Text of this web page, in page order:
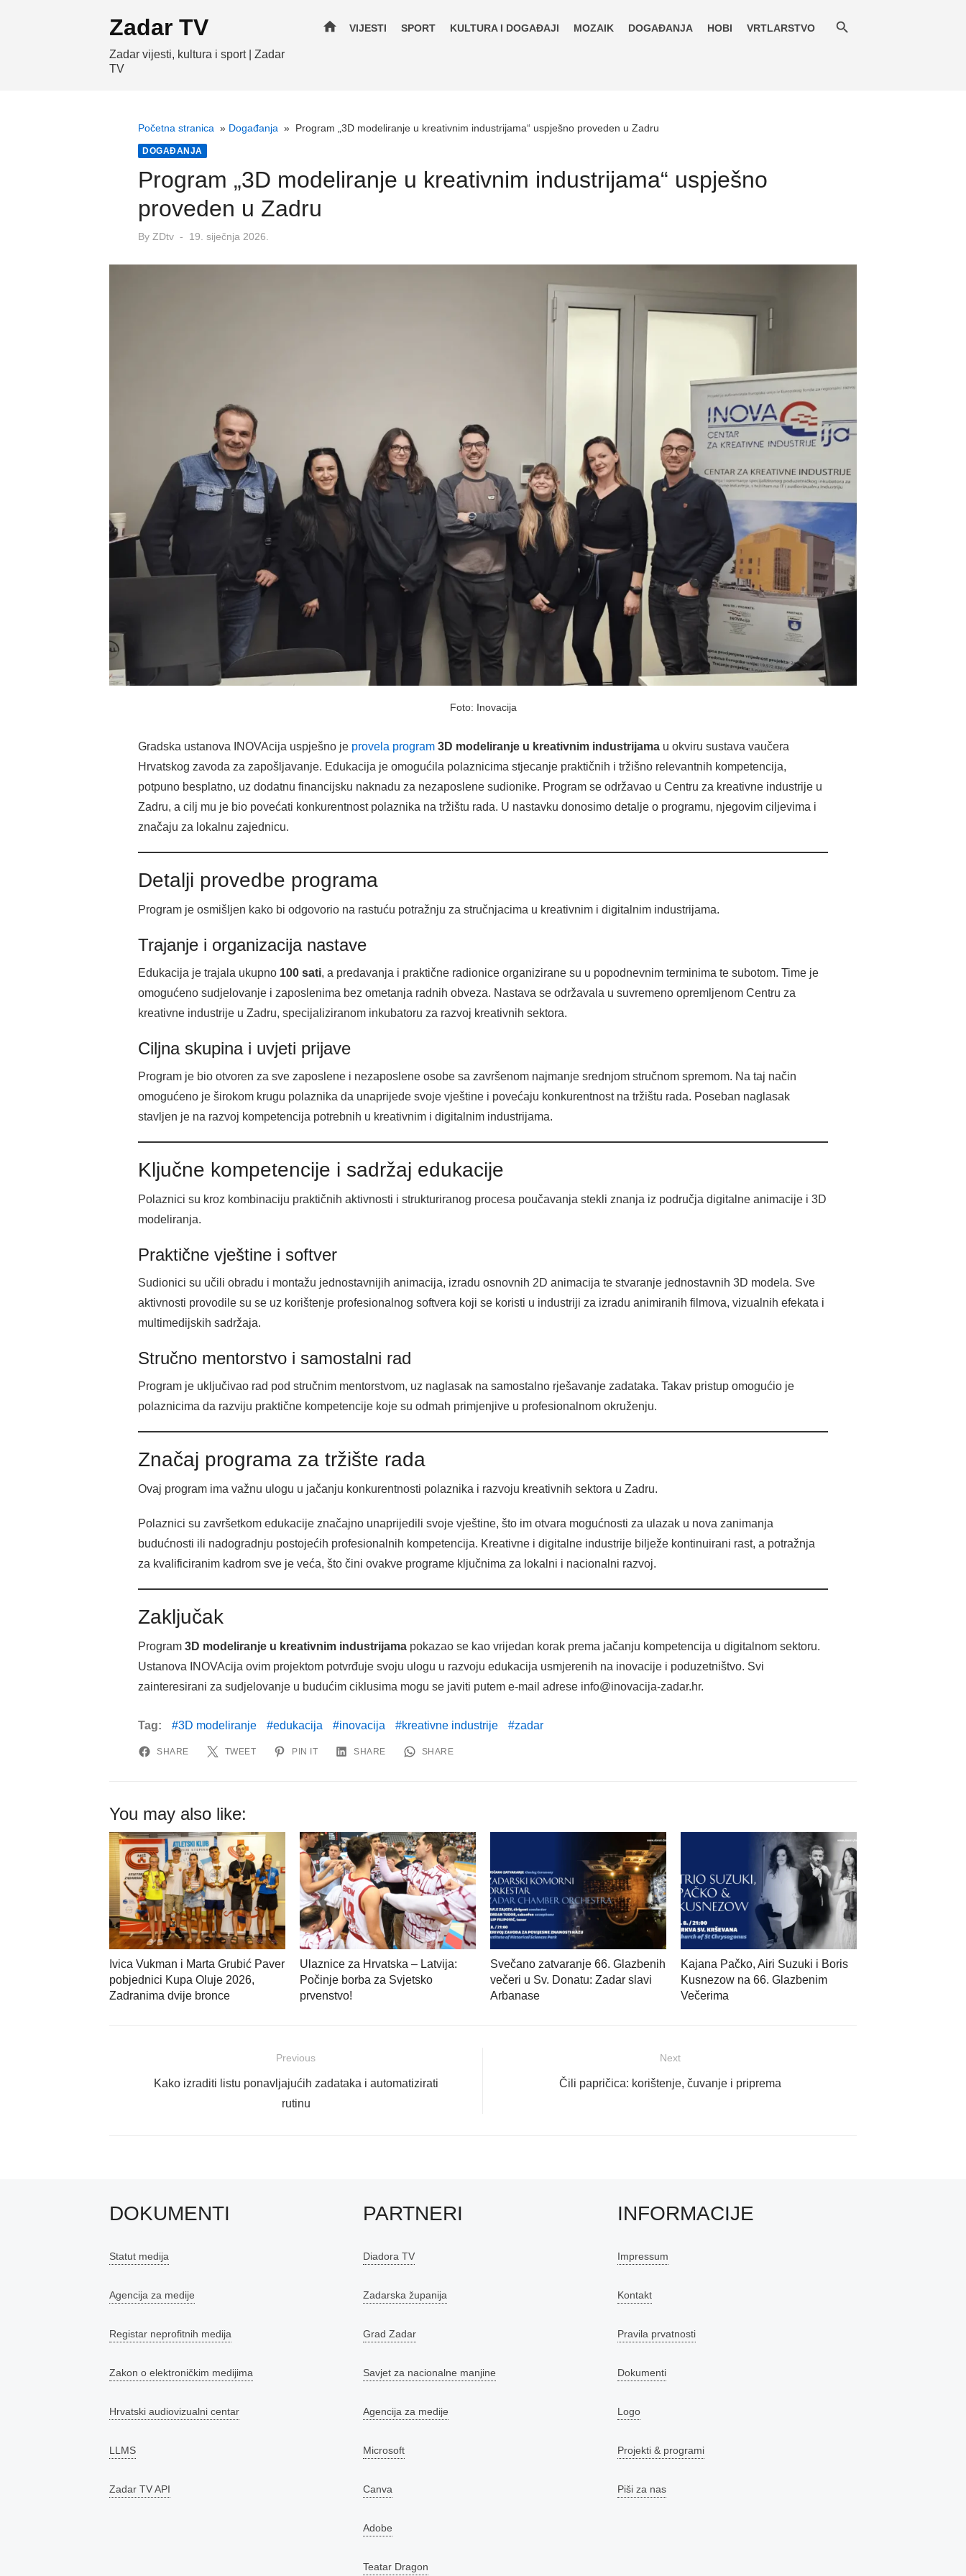
Zadar TV
Zadar vijesti, kultura i sport | Zadar
TV
home VIJESTI SPORT KULTURA I DOGAĐAJI MOZAIK DOGAĐANJA HOBI VRTLARSTVO
Početna stranica » Događanja » Program „3D modeliranje u kreativnim industrijama“ uspješno proveden u Zadru
DOGAĐANJA
Program „3D modeliranje u kreativnim industrijama“ uspješno
proveden u Zadru
By ZDtv
Posted
19. siječnja 2026.
Foto: Inovacija
Gradska ustanova INOVAcija uspješno je provela program 3D modeliranje u kreativnim industrijama u okviru sustava vaučera
Hrvatskog zavoda za zapošljavanje. Edukacija je omogućila polaznicima stjecanje praktičnih i tržišno relevantnih kompetencija,
potpuno besplatno, uz dodatnu financijsku naknadu za nezaposlene sudionike. Program se održavao u Centru za kreativne industrije u
Zadru, a cilj mu je bio povećati konkurentnost polaznika na tržištu rada. U nastavku donosimo detalje o programu, njegovim ciljevima i
značaju za lokalnu zajednicu.
Detalji provedbe programa
Program je osmišljen kako bi odgovorio na rastuću potražnju za stručnjacima u kreativnim i digitalnim industrijama.
Trajanje i organizacija nastave
Edukacija je trajala ukupno 100 sati, a predavanja i praktične radionice organizirane su u popodnevnim terminima te subotom. Time je
omogućeno sudjelovanje i zaposlenima bez ometanja radnih obveza. Nastava se održavala u suvremeno opremljenom Centru za
kreativne industrije u Zadru, specijaliziranom inkubatoru za razvoj kreativnih sektora.
Ciljna skupina i uvjeti prijave
Program je bio otvoren za sve zaposlene i nezaposlene osobe sa završenom najmanje srednjom stručnom spremom. Na taj način
omogućeno je širokom krugu polaznika da unaprijede svoje vještine i povećaju konkurentnost na tržištu rada. Poseban naglasak
stavljen je na razvoj kompetencija potrebnih u kreativnim i digitalnim industrijama.
Ključne kompetencije i sadržaj edukacije
Polaznici su kroz kombinaciju praktičnih aktivnosti i strukturiranog procesa poučavanja stekli znanja iz područja digitalne animacije i 3D
modeliranja.
Praktične vještine i softver
Sudionici su učili obradu i montažu jednostavnijih animacija, izradu osnovnih 2D animacija te stvaranje jednostavnih 3D modela. Sve
aktivnosti provodile su se uz korištenje profesionalnog softvera koji se koristi u industriji za izradu animiranih filmova, vizualnih efekata i
multimedijskih sadržaja.
Stručno mentorstvo i samostalni rad
Program je uključivao rad pod stručnim mentorstvom, uz naglasak na samostalno rješavanje zadataka. Takav pristup omogućio je
polaznicima da razviju praktične kompetencije koje su odmah primjenjive u profesionalnom okruženju.
Značaj programa za tržište rada
Ovaj program ima važnu ulogu u jačanju konkurentnosti polaznika i razvoju kreativnih sektora u Zadru.
Polaznici su završetkom edukacije značajno unaprijedili svoje vještine, što im otvara mogućnosti za ulazak u nova zanimanja
budućnosti ili nadogradnju postojećih profesionalnih kompetencija. Kreativne i digitalne industrije bilježe kontinuirani rast, a potražnja
za kvalificiranim kadrom sve je veća, što čini ovakve programe ključnima za lokalni i nacionalni razvoj.
Zaključak
Program 3D modeliranje u kreativnim industrijama pokazao se kao vrijedan korak prema jačanju kompetencija u digitalnom sektoru.
Ustanova INOVAcija ovim projektom potvrđuje svoju ulogu u razvoju edukacija usmjerenih na inovacije i poduzetništvo. Svi
zainteresirani za sudjelovanje u budućim ciklusima mogu se javiti putem e-mail adrese info@inovacija-zadar.hr.
Tag: 3D modeliranje edukacija inovacija kreativne industrije zadar
SHARE TWEET PIN IT SHARE SHARE
You may also like:
Ivica Vukman i Marta Grubić Paver
pobjednici Kupa Oluje 2026,
Zadranima dvije bronce
Ulaznice za Hrvatska – Latvija:
Počinje borba za Svjetsko
prvenstvo!
Svečano zatvaranje 66. Glazbenih
večeri u Sv. Donatu: Zadar slavi
Arbanase
Kajana Pačko, Airi Suzuki i Boris
Kusnezow na 66. Glazbenim
Večerima
objava
Previous
Previous
Kako izraditi listu ponavljajućih zadataka i automatizirati
rutinu
Next
Next
Čili papričica: korištenje, čuvanje i priprema
DOKUMENTI
Statut medija
Agencija za medije
Registar neprofitnih medija
Zakon o elektroničkim medijima
Hrvatski audiovizualni centar
LLMS
Zadar TV API
PARTNERI
Diadora TV
Zadarska županija
Grad Zadar
Savjet za nacionalne manjine
Agencija za medije
Microsoft
Canva
Adobe
Teatar Dragon
INFORMACIJE
Impressum
Kontakt
Pravila prvatnosti
Dokumenti
Logo
Projekti & programi
Piši za nas